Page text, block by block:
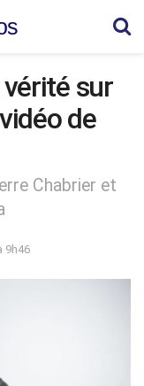
sur
de
Chabrier et
9h46